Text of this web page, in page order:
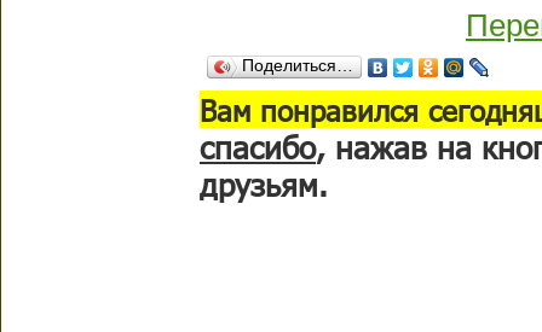
Поделиться…
Вам понравился
спасибо, нажав на
друзьям.